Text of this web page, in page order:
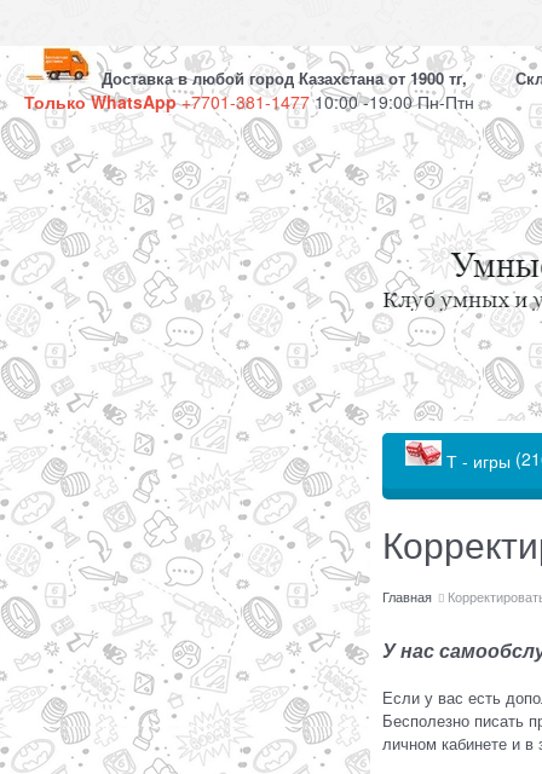
Доставка в любой город Казахстана от 1900 тг,
Только WhatsApp+7701-381-147710:00 -19:00 Пн-Птн
Т - игры
Главная
У нас
Если у вас есть
Бесполезно писать
личном кабинете и в